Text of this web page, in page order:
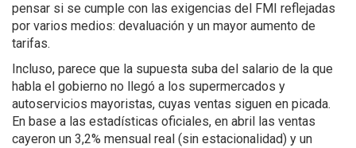
pensar si se cumple con las exigencias del FMI reflejadas
por varios medios: devaluación y un mayor aumento de
tarifas.
Incluso, parece que la supuesta suba del salario de la que
habla el gobierno no llegó a los supermercados y
autoservicios mayoristas, cuyas ventas siguen en picada.
En base a las estadísticas oficiales, en abril las ventas
cayeron un 3,2% mensual real (sin estacionalidad) y un